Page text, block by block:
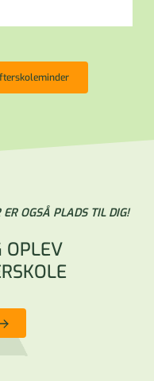
ER OGSÅ PLADS TIL DIG!
OPLEV